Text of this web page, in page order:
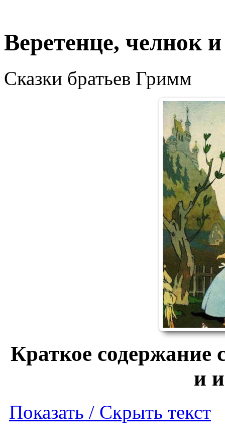
Веретенце, челнок
Сказки братьев Гримм
Краткое содержание
и
Показать / Скрыть текст